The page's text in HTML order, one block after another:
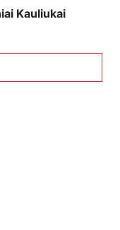
Kauliukai